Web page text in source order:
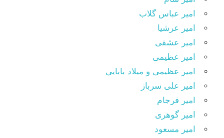
امیر عباس گلاب
امیر عرشیا
امیر عشقی
امیر عظیمی
امیر عظیمی و میلاد بابایی
امیر علی سرباز
امیر فرجام
امیر گوهری
امیر مسعود